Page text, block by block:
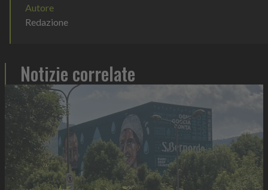
Autore
Redazione
Notizie correlate